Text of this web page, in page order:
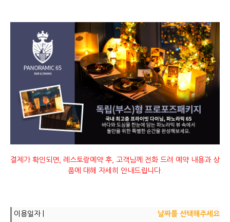
결제가 확인되면, 레스토랑예약 후, 고객님께 전화 드려 예약 내용과 상
품에 대해 자세히 안내드립니다.
이용일자 | 날짜를 선택해주세요